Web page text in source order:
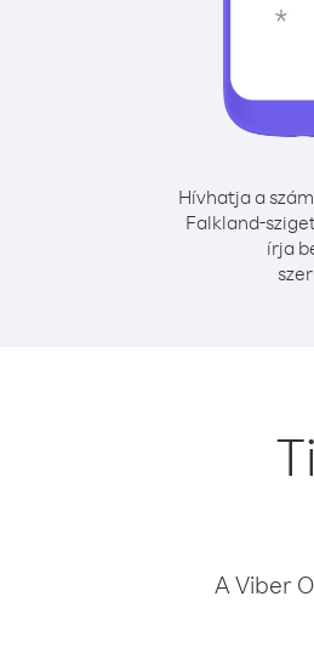
Hívhatja a
Falkland-
írja
A Viber